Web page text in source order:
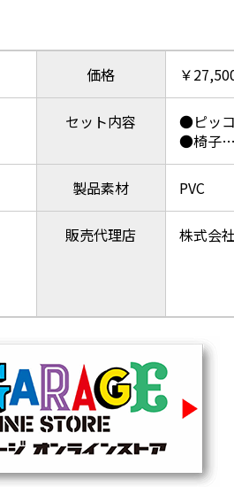
価格 ￥
セット内容
●ピッ
●椅子
製品素材 PVC
販売代理店 株式会